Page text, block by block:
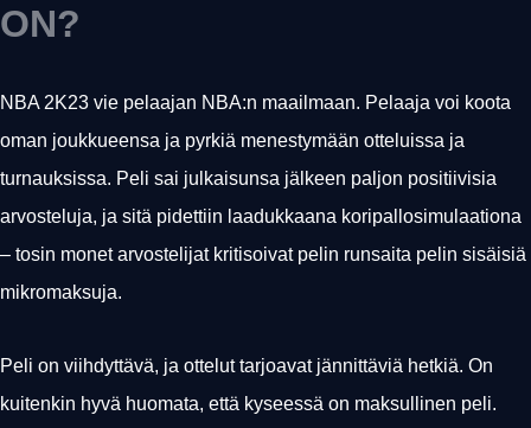
ON?
NBA 2K23 vie pelaajan NBA:n maailmaan. Pelaaja voi koota
oman joukkueensa ja pyrkiä menestymään otteluissa ja
turnauksissa. Peli sai julkaisunsa jälkeen paljon positiivisia
arvosteluja, ja sitä pidettiin laadukkaana koripallosimulaationa
– tosin monet arvostelijat kritisoivat pelin runsaita pelin sisäisiä
mikromaksuja.
Peli on viihdyttävä, ja ottelut tarjoavat jännittäviä hetkiä. On
kuitenkin hyvä huomata, että kyseessä on maksullinen peli.